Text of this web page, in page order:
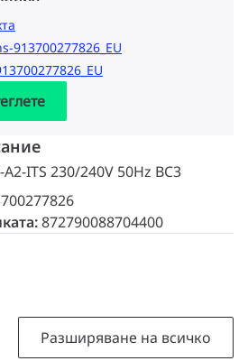
913700277826_EU
ITS 230/240V 50Hz BC3
872790088704400
Разширяване на всичко